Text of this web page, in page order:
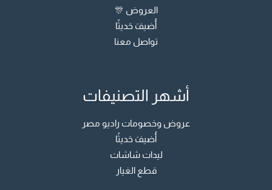
العروض 🎊
أُضيفَ حَديثًا
تواصل معنا
أشهر التصنيفات
عروض وخصومات راديو مصر
أُضيفَ حَديثًا
ليدات شاشات
قطع الغيار